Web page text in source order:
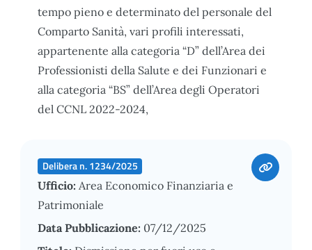
tempo pieno e determinato del personale del
Comparto Sanità, vari profili interessati,
appartenente alla categoria “D” dell’Area dei
Professionisti della Salute e dei Funzionari e
alla categoria “BS” dell’Area degli Operatori
del CCNL 2022-2024,
Delibera n. 1234/2025
Ufficio: Area Economico Finanziaria e
Patrimoniale
Data Pubblicazione: 07/12/2025